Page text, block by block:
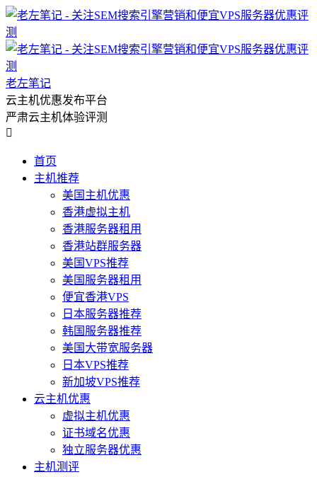
老左笔记
云主机优惠发布平台
严肃云主机体验评测

首页
主机推荐
美国主机优惠
香港虚拟主机
香港服务器租用
香港站群服务器
美国VPS推荐
美国服务器租用
便宜香港VPS
日本服务器推荐
韩国服务器推荐
美国大带宽服务器
日本VPS推荐
新加坡VPS推荐
云主机优惠
虚拟主机优惠
证书域名优惠
独立服务器优惠
主机测评